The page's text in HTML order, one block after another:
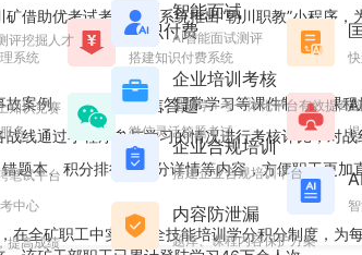
系统
务
中心
知识付费
搭建知识付费系统
微信答题
微信灵活答题考试
评挖掘人才
知识竞赛
笔试平台
提高成绩
智能面试
AI智能面试测评
企业培训考核
搭建学+考一体化平台有效提高
企业合规培训
搭建企业合规培训平台
内容防泄漏
题库、课程内容保护方案
借助优考试考试培训系统推出“朝川职教”小程序
案例、专项培训练习、日常学习等课件制作成课程
线通过小程序参与学习的情况进行考核评比，对
题本、积分排行、积分详情等内容，方便职工更加
在全矿职工中实行安全技能培训学分积分制度，